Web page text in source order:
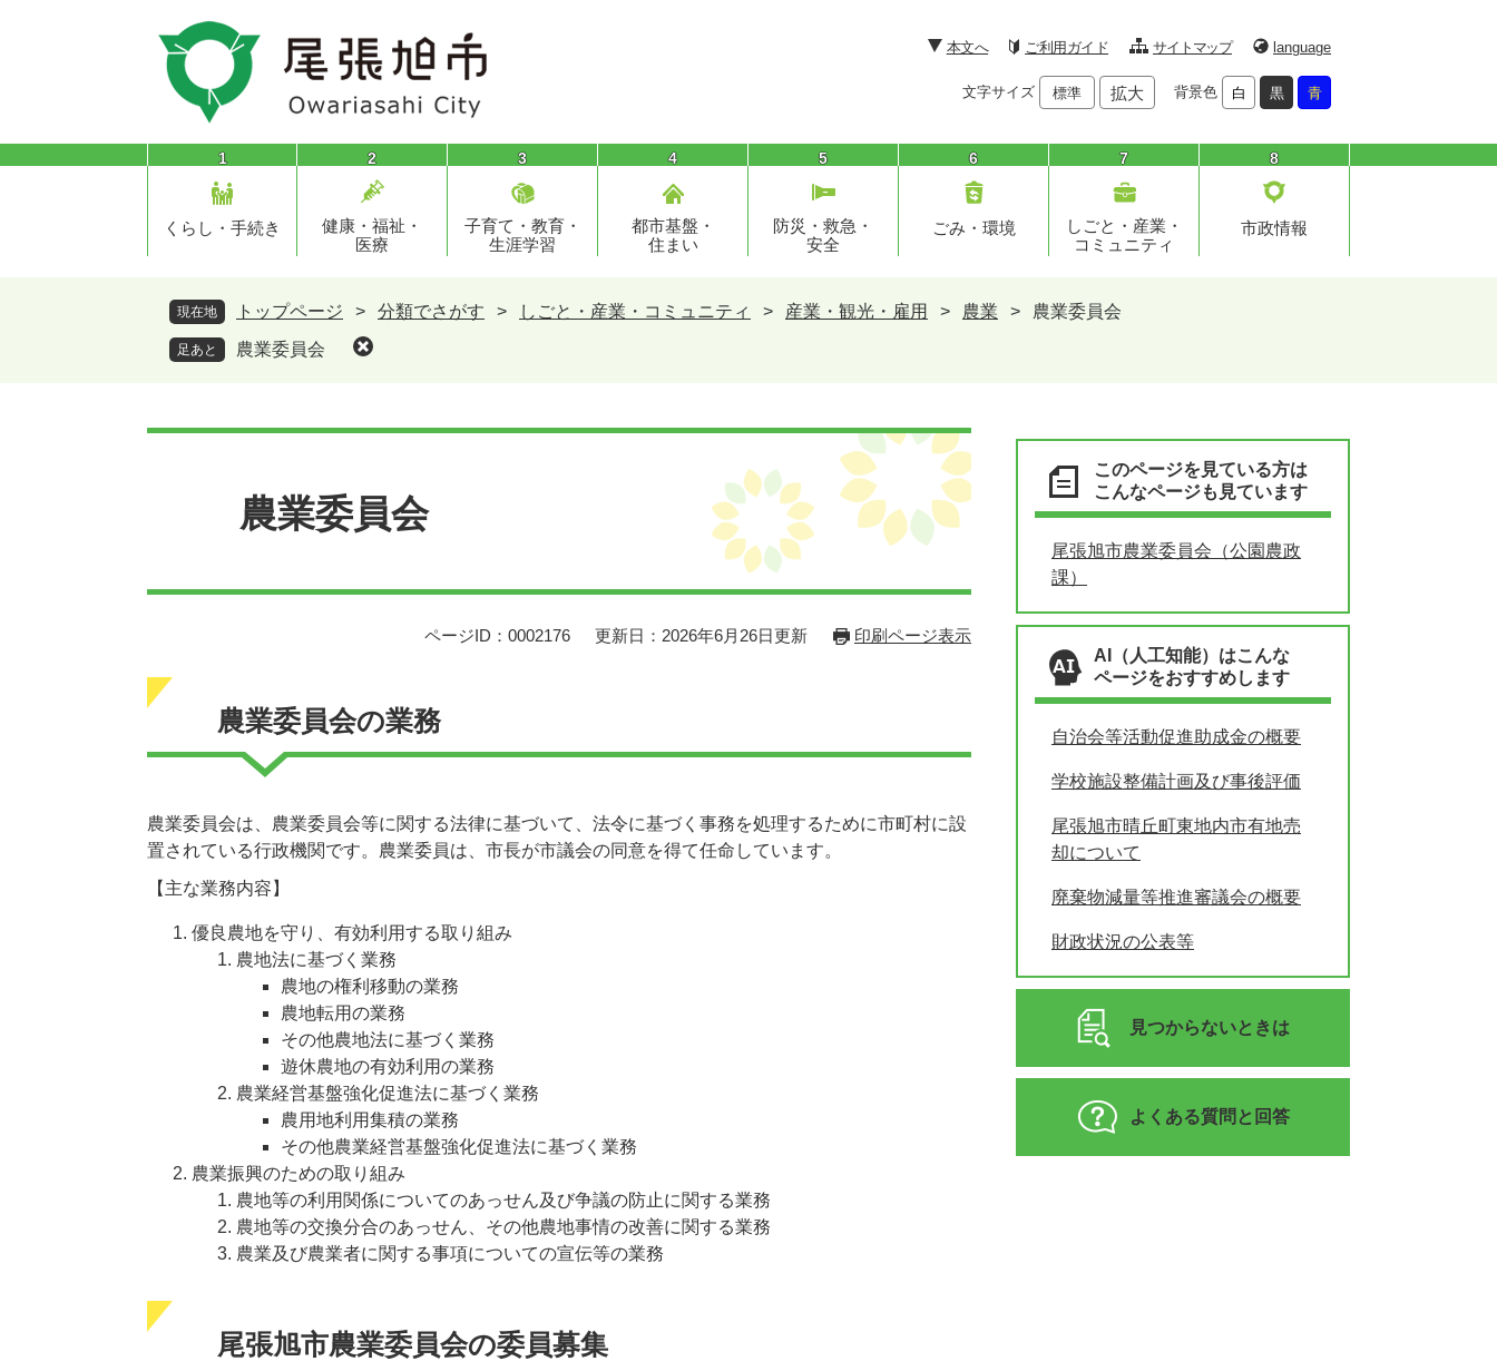
頭
飛
本文へ ご利用ガイド サイトマップ language
文字サイズ 標準 拡大 背景色 白 黒 青
1
くらし・手続き
2
健康・福祉・
医療
3
子育て・教育・
生涯学習
4
都市基盤・
住まい
5
防災・救急・
安全
6
ごみ・環境
7
しごと・産業・
コミュニティ
8
市政情報
現在地 トップページ > 分類でさがす > しごと・産業・コミュニティ > 産業・観光・雇用 > 農業 > 農業委員会
足あと 農業委員会
農業委員会
ページID：0002176 更新日：2026年6月26日更新 印刷ページ表示
農業委員会の業務
農業委員会は、農業委員会等に関する法律に基づいて、法令に基づく事務を処理するために市町村に設
置されている行政機関です。農業委員は、市長が市議会の同意を得て任命しています。
【主な業務内容】
優良農地を守り、有効利用する取り組み​​​​​
農地法に基づく業務
農地の権利移動の業務
農地転用の業務
その他農地法に基づく業務
遊休農地の有効利用の業務
農業経営基盤強化促進法に基づく業務
農用地利用集積の業務
その他農業経営基盤強化促進法に基づく業務
農業振興のための取り組み
農地等の利用関係についてのあっせん及び争議の防止に関する業務
農地等の交換分合のあっせん、その他農地事情の改善に関する業務
農業及び農業者に関する事項についての宣伝等の業務
尾張旭市農業委員会の委員募集
このページを見ている方は
こんなページも見ています
尾張旭市農業委員会（公園農政
課）
AI（人工知能）はこんな
ページをおすすめします
自治会等活動促進助成金の概要
学校施設整備計画及び事後評価
尾張旭市晴丘町東地内市有地売
却について
廃棄物減量等推進審議会の概要
財政状況の公表等
見つからないときは
よくある質問と回答